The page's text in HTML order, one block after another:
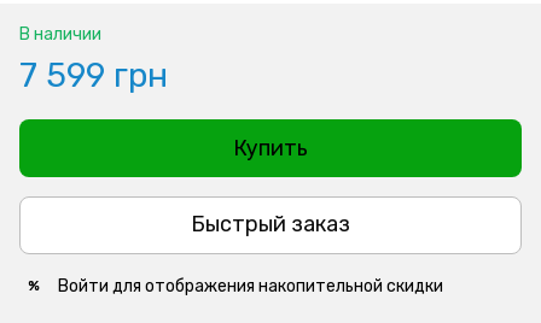
В наличии
7 599 грн
Купить
Быстрый заказ
% Войти для отображения накопительной скидки